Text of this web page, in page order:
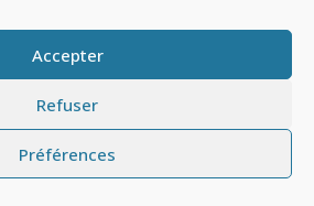
Accepter
Refuser
Préférences
Clientèle
Bénéficier d’un suivi et un support
d’un traitement personnalisé.